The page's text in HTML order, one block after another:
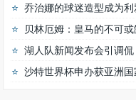
乔治娜的球迷造型成为
贝林厄姆：皇马的不可或
湖人队新闻发布会引调侃，记
沙特世界杯申办获亚洲国家